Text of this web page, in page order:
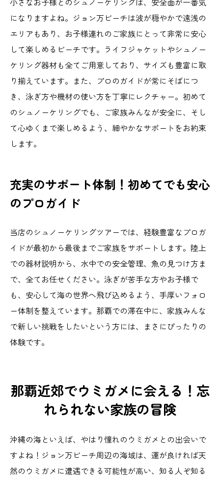
になりますよね。ジョン万ビーチは波が穏やかで遠浅の
エリアもあり、お子様連れのご家族にとって非常に安心
して楽しめるビーチです。ライフジャケットやシュノー
ケリング器材も全てご用意しており、サイズも豊富に取
り揃えています。また、プロのガイドが常にそばにつ
き、泳ぎ方や機材の使い方を丁寧にレクチャー。初めて
のシュノーケリングでも、ご家族みんなが安全に、そし
て心ゆくまで楽しめるよう、細やかなサポートをお約束
します。
充実のサポート体制！初めてでも安心
のプロガイド
当店のシュノーケリングツアーでは、経験豊富なプロガ
イドが最初から最後までご家族をサポートします。陸上
での器材説明から、水中での安全管理、魚の見つけ方ま
で、全てお任せください。泳ぎが苦手な方やお子様で
も、安心して海の世界へ飛び込めるよう、手厚いフォロ
ー体制を整えています。那覇での滞在中に、家族みんな
で新しい挑戦をしたいという方には、まさにぴったりの
体験です。
那覇近郊でウミガメに会える！忘
れられない家族の冒険
沖縄の海といえば、やはり憧れのウミガメとの出会いで
すよね！ジョン万ビーチ周辺の海域は、運が良ければ天
然のウミガメに遭遇できる可能性が高い、知る人ぞ知る